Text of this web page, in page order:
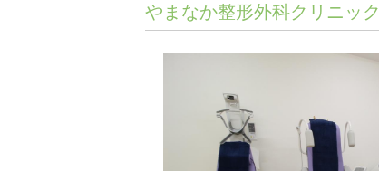
やまなか整形外科クリニック